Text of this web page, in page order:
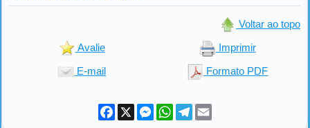
Voltar ao topo
Avalie Imprimir
E-mail Formato PDF
Facebook
X Messenger
WhatsApp
Telegram